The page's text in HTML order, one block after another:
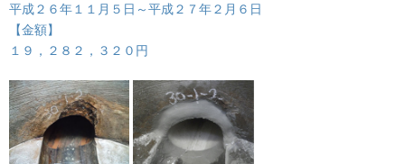
平成２６年１１月５日～平成２７年２月６日
【金額】
１９，２８２，３２０円